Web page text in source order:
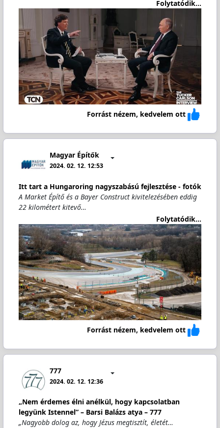
Folytatódik...
Forrást nézem, kedvelem ott
Magyar Építők
2024. 02. 12. 12:53
Itt tart a Hungaroring nagyszabású fejlesztése - fotók
A Market Építő és a Bayer Construct kivitelezésében eddig
22 kilométert kitevő…
Folytatódik...
Forrást nézem, kedvelem ott
777
2024. 02. 12. 12:36
„Nem érdemes élni anélkül, hogy kapcsolatban
legyünk Istennel” – Barsi Balázs atya – 777
„Nagyobb dolog az, hogy Jézus megtisztít, életét…